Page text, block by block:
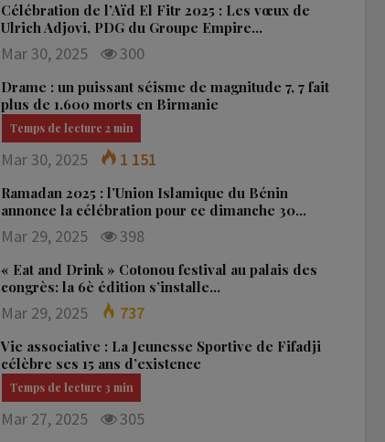
Célébration de l’Aïd El Fitr 2025 : Les vœux de
Ulrich Adjovi, PDG du Groupe Empire…
Mar 30, 2025 300
Drame : un puissant séisme de magnitude 7, 7 fait
plus de 1.600 morts en Birmanie
Mar 30, 2025 1 151
Ramadan 2025 : l’Union Islamique du Bénin
annonce la célébration pour ce dimanche 30…
Mar 29, 2025 398
« Eat and Drink » Cotonou festival au palais des
congrès: la 6è édition s’installe…
Mar 29, 2025 737
Vie associative : La Jeunesse Sportive de Fifadji
célèbre ses 15 ans d’existence
Mar 27, 2025 305